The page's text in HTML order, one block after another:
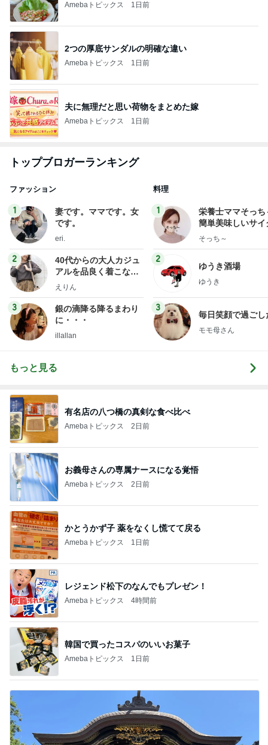
Amebaトピックス 1日前
2つの厚底サンダルの明確な違い
Amebaトピックス 1日前
夫に無理だと思い荷物をまとめた嫁
Amebaトピックス 1日前
トップブロガーランキング
ファッション
1
妻です。ママです。女
です。
eri.
2
40代からの大人カジュ
アルを品良く着こなす
ファッションブログ
えりん
3
銀の滴降る降るまわり
に・・・
illallan
料理
1
栄養士ママそっち
簡単美味しいサイ
献立
そっち～
2
ゆうき酒場
ゆうき
3
毎日笑顔で過ごし
モモ母さん
もっと見る
有名店の八つ橋の真剣な食べ比べ
Amebaトピックス 2日前
お義母さんの専属ナースになる覚悟
Amebaトピックス 2日前
かとうかず子 薬をなくし慌てて戻る
Amebaトピックス 1日前
レジェンド松下のなんでもプレゼン！
Amebaトピックス 4時間前
韓国で買ったコスパのいいお菓子
Amebaトピックス 1日前